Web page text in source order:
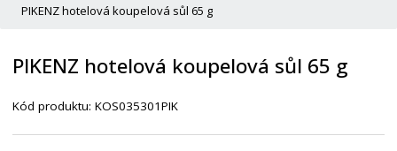
a
t
o
t
PIKENZ hotelová koupelová sůl 65 g
PIKENZ hotelová koupelová sůl 65 g
Kód produktu:KOS035301PIK